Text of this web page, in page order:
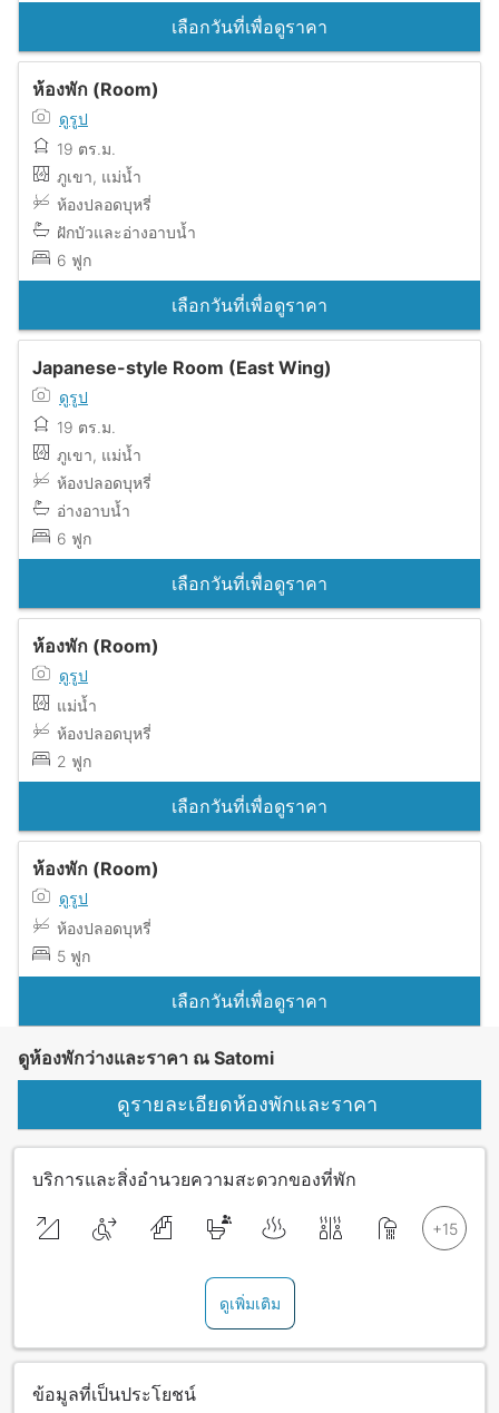
เลือกวันที่เพื่อดูราคา
ห้องพัก (Room)
ดูรูป
19 ตร.ม.
ภูเขา, แม่น้ำ
ห้องปลอดบุหรี่
ฝักบัวและอ่างอาบน้ำ
6 ฟูก
เลือกวันที่เพื่อดูราคา
Japanese-style Room (East Wing)
ดูรูป
19 ตร.ม.
ภูเขา, แม่น้ำ
ห้องปลอดบุหรี่
อ่างอาบน้ำ
6 ฟูก
เลือกวันที่เพื่อดูราคา
ห้องพัก (Room)
ดูรูป
แม่น้ำ
ห้องปลอดบุหรี่
2 ฟูก
เลือกวันที่เพื่อดูราคา
ห้องพัก (Room)
ดูรูป
ห้องปลอดบุหรี่
5 ฟูก
เลือกวันที่เพื่อดูราคา
ดูห้องพักว่างและราคา ณ Satomi
ดูรายละเอียดห้องพักและราคา
บริการและสิ่งอำนวยความสะดวกของที่พัก
ดูเพิ่มเติม
ข้อมูลที่เป็นประโยชน์